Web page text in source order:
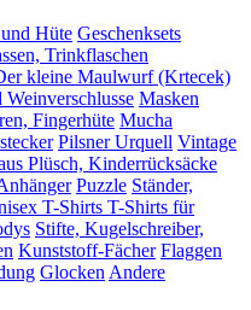
Hüte Geschenksets
Trinkflaschen
kleine Maulwurf (Krtecek)
Masken
Fingerhüte Mucha
Pilsner Urquell Vintage
Plüsch, Kinderrücksäcke
Puzzle Ständer,
T-Shirts T-Shirts für
Stifte, Kugelschreiber,
Kunststoff-Fächer Flaggen
Glocken Andere